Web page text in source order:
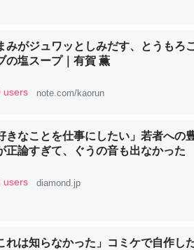
文では「淡水はカルシウムも酸素も不足し
」とあって面白い。海にいる鋏角類（カ
ニュース :: 【研究発表】昆虫学の大問題＝「昆虫
れを元に考えるとカルシウムを大量に使
みがジュワッとしみだす、とうもろ
の塩スープ｜有賀 薫
users note.com/kaorun
きなことを仕事にしたい」若者への
正論すぎて、ぐうの音も出なかった
users diamond.jp
れは知らなかった」コミケで自作し